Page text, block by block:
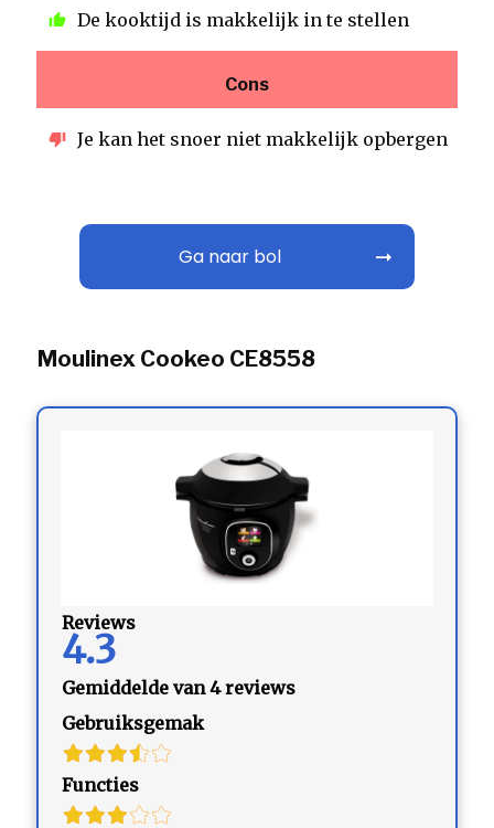
De kooktijd is makkelijk in te stellen
Cons
Je kan het snoer niet makkelijk opbergen
Ga naar bol
Moulinex Cookeo CE8558
Reviews
4.3
Gemiddelde van 4 reviews
Gebruiksgemak
Functies